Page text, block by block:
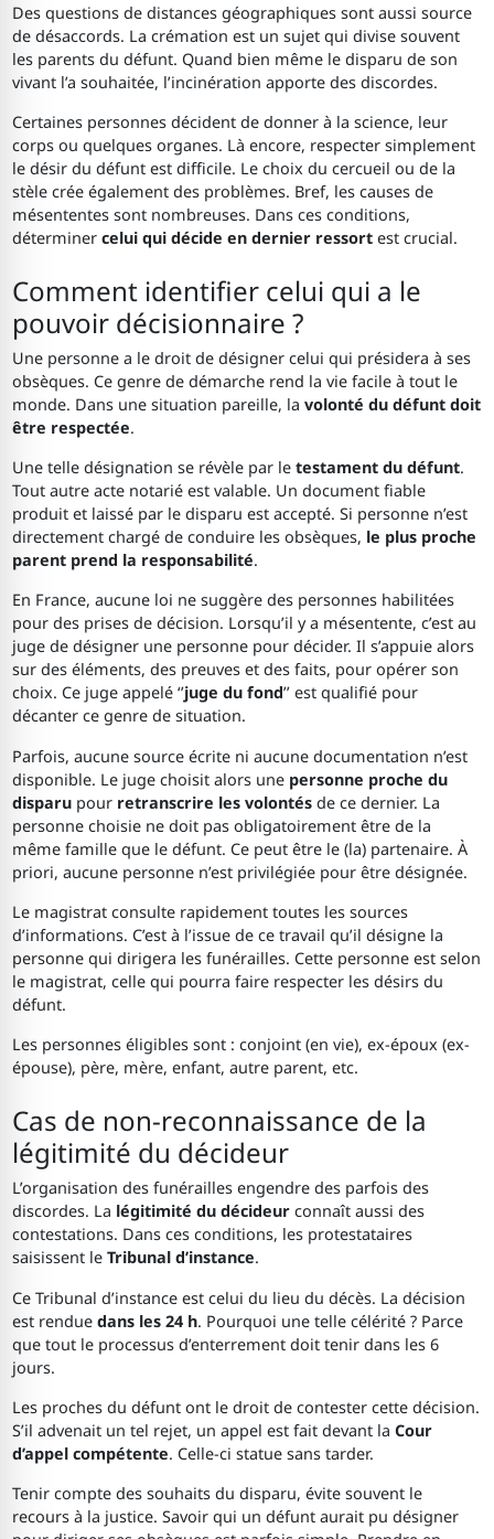
Des questions de distances géographiques sont aussi source
de désaccords. La crémation est un sujet qui divise souvent
les parents du défunt. Quand bien même le disparu de son
vivant l’a souhaitée, l’incinération apporte des discordes.
Certaines personnes décident de donner à la science, leur
corps ou quelques organes. Là encore, respecter simplement
le désir du défunt est difficile. Le choix du cercueil ou de la
stèle crée également des problèmes. Bref, les causes de
mésententes sont nombreuses. Dans ces conditions,
déterminercelui qui décide en dernier ressort est crucial.
Comment identifier celui qui a le
pouvoir décisionnaire ?
Une personne a le droit de désigner celui qui présidera à ses
obsèques. Ce genre de démarche rend la vie facile à tout le
monde. Dans une situation pareille, lavolonté du défunt doit
être respectée.
Une telle désignation se révèle par letestament du défunt.
Tout autre acte notarié est valable. Un document fiable
produit et laissé par le disparu est accepté. Si personne n’est
directement chargé de conduire les obsèques, le plus proche
parent prend la responsabilité.
En France, aucune loi ne suggère des personnes habilitées
pour des prises de décision. Lorsqu’il y a mésentente, c’est au
juge de désigner une personne pour décider. Il s’appuie alors
sur des éléments, des preuves et des faits, pour opérer son
choix. Ce juge appelé ‘’juge du fond’’ est qualifié pour
décanter ce genre de situation.
Parfois, aucune source écrite ni aucune documentation n’est
disponible. Le juge choisit alors une personne proche du
disparu pour retranscrire les volontés de ce dernier. La
personne choisie ne doit pas obligatoirement être de la
même famille que le défunt. Ce peut être le (la) partenaire. À
priori, aucune personne n’est privilégiée pour être désignée.
Le magistrat consulte rapidement toutes les sources
d’informations. C’est à l’issue de ce travail qu’il désigne la
personne qui dirigera les funérailles. Cette personne est selon
le magistrat, celle qui pourra faire respecter les désirs du
défunt.
Les personnes éligibles sont : conjoint (en vie), ex-époux (ex-
épouse), père, mère, enfant, autre parent, etc.
Cas de non-reconnaissance de la
légitimité du décideur
L’organisation des funérailles engendre des parfois des
discordes. La légitimité du décideur connaît aussi des
contestations. Dans ces conditions, les protestataires
saisissent leTribunal d’instance.
Ce Tribunal d’instance est celui du lieu du décès. La décision
est renduedans les 24 h. Pourquoi une telle célérité ? Parce
que tout le processus d’enterrement doit tenir dans les 6
jours.
Les proches du défunt ont le droit de contester cette décision.
S’il advenait un tel rejet, un appel est fait devant laCour
d’appel compétente. Celle-ci statue sans tarder.
Tenir compte des souhaits du disparu, évite souvent le
recours à la justice. Savoir qui un défunt aurait pu désigner